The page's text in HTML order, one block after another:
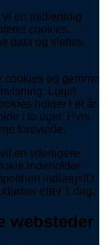
en midlertidig
cookies.
data og slettes,
og gemme
Login
holder i et år.
i to uger. Hvis
forsvinde.
en yderligere
indeholder
indlægsID
efter 1 dag.
websteder